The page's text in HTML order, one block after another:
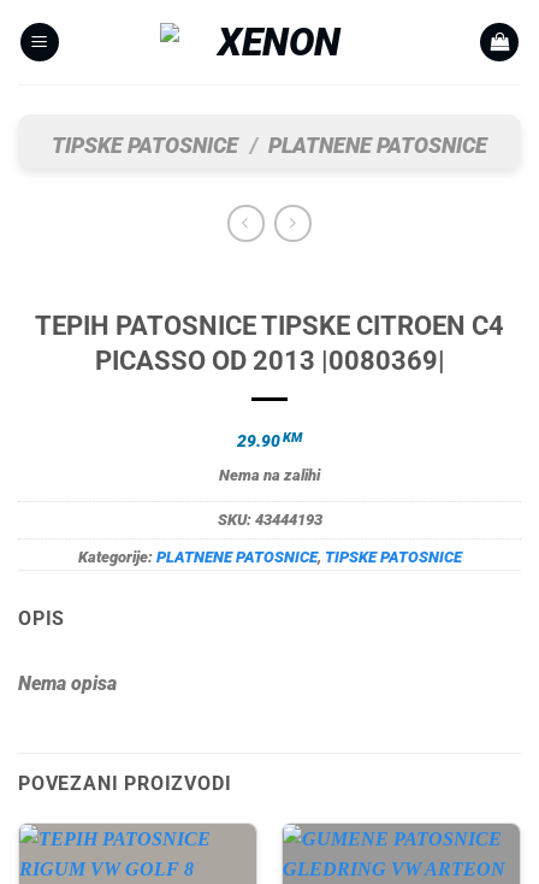
TIPSKE PATOSNICE / PLATNENE PATOSNICE
TEPIH PATOSNICE TIPSKE CITROEN C4
PICASSO OD 2013 |0080369|
29.90KM
Nema na zalihi
SKU: 43444193
Kategorije: PLATNENE PATOSNICE, TIPSKE PATOSNICE
OPIS
Nema opisa
POVEZANI PROIZVODI